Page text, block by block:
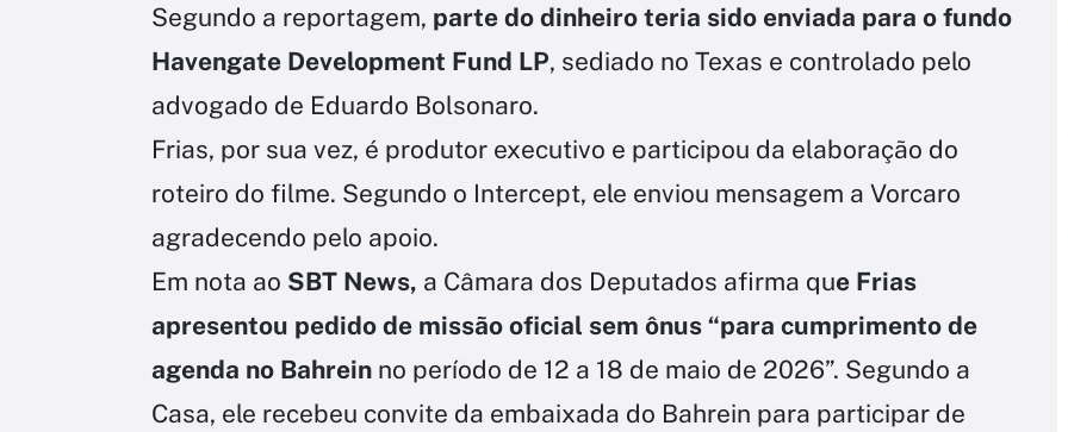
Segundo a reportagem, parte do dinheiro teria sido enviada para o fundo
Havengate Development Fund LP, sediado no Texas e controlado pelo
advogado de Eduardo Bolsonaro.
Frias, por sua vez, é produtor executivo e participou da elaboração do
roteiro do filme. Segundo o Intercept, ele enviou mensagem a Vorcaro
agradecendo pelo apoio.
Em nota ao SBT News, a Câmara dos Deputados afirma que Frias
apresentou pedido de missão oficial sem ônus “para cumprimento de
agenda no Bahrein no período de 12 a 18 de maio de 2026”. Segundo a
Casa, ele recebeu convite da embaixada do Bahrein para participar de